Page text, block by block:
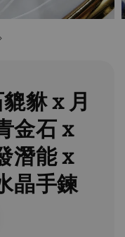
貅 x 月
金石 x
潛能 x
晶手鍊